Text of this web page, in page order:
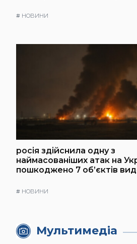
# НОВИНИ
росія здійснила одну з
наймасованіших атак на
пошкоджено 7 об’єктів
# НОВИНИ
Мультимедіа